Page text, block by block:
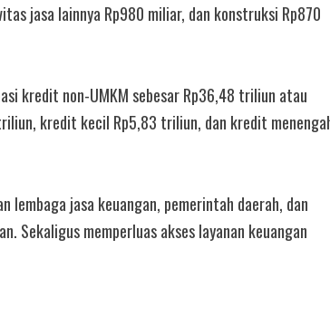
jasa lainnya Rp980 miliar, dan konstruksi Rp870
kredit non-UMKM sebesar Rp36,48 triliun atau
kredit kecil Rp5,83 triliun, dan kredit
lembaga jasa keuangan, pemerintah daerah, dan
Sekaligus memperluas akses layanan keuangan